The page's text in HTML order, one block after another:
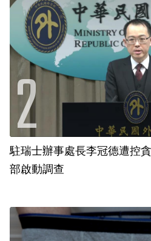
駐瑞士辦事處長李冠德遭控
部啟動調查